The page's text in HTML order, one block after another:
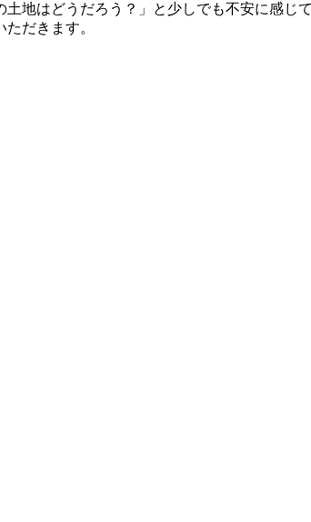
地はどうだろう？」と少しでも不安に感じ
だきます。